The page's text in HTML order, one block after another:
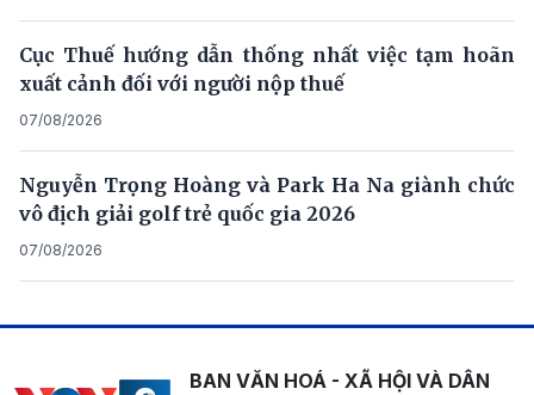
Cục Thuế hướng dẫn thống nhất việc tạm hoãn
xuất cảnh đối với người nộp thuế
07/08/2026
Nguyễn Trọng Hoàng và Park Ha Na giành chức
vô địch giải golf trẻ quốc gia 2026
07/08/2026
BAN VĂN HOÁ - XÃ HỘI VÀ DÂN